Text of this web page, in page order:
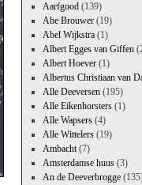
Aarfgood(139)
Abe Brouwer(19)
Abel Wijkstra(1)
Albert Egges van Giffen
Albert Hoever(1)
Albertus Christiaan van
Alle Deeversen(195)
Alle Eikenhorsters(1)
Alle Wapsers(4)
Alle Wittelers(19)
Ambacht(7)
Amsterdamse huus(3)
An de Deeverbrogge